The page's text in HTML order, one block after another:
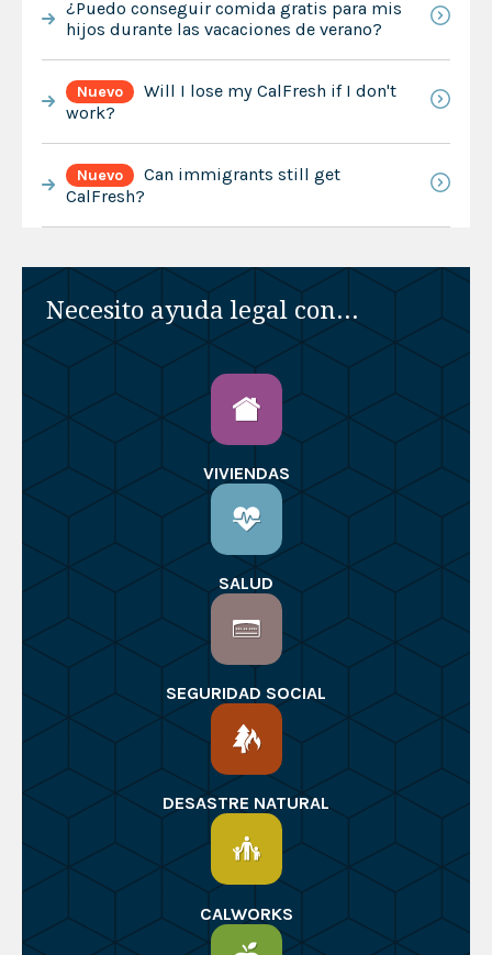
¿Puedo conseguir comida gratis para mis
hijos durante las vacaciones de verano?
Nuevo
Will I lose my CalFresh if I don't
work?
Nuevo
Can immigrants still get
CalFresh?
Necesito ayuda legal con...
VIVIENDAS
SALUD
SEGURIDAD SOCIAL
DESASTRE NATURAL
CALWORKS